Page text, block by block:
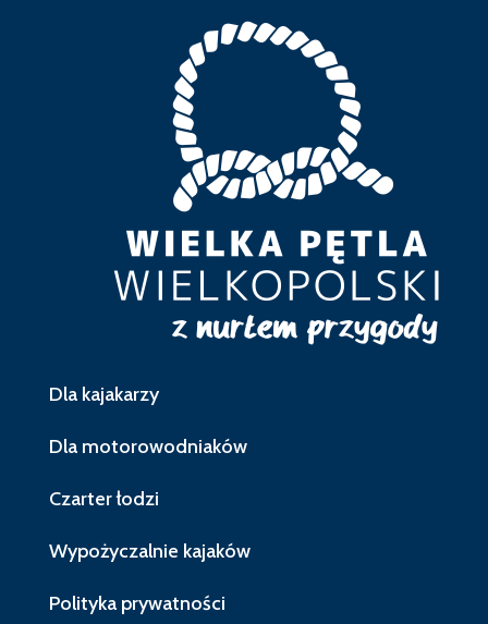
Dla kajakarzy
Dla motorowodniaków
Czarter łodzi
Wypożyczalnie kajaków
Polityka prywatności